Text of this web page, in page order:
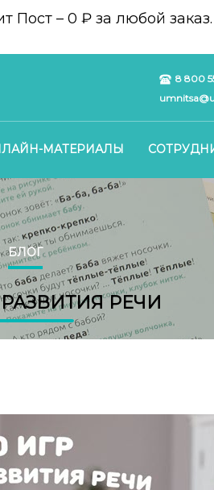
Пост – 0 ₽ за любой заказ.
8 800
МАТЕРИАЛЫ
БЛОГ
РЕЧИ